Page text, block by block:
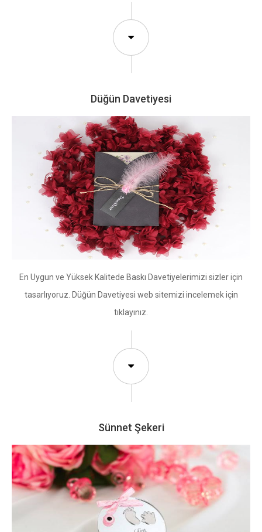
Düğün Davetiyesi
En Uygun ve Yüksek Kalitede Baskı Davetiyelerimizi sizler için
tasarlıyoruz. Düğün Davetiyesi web sitemizi incelemek için
tıklayınız.
Sünnet Şekeri